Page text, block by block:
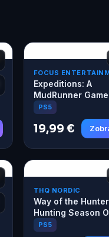
FOCUS
Expeditions: A
MudRunner
PS5
19,99 €
THQ NORDIC
Way of the
Hunting Season
(PS5)
PS5